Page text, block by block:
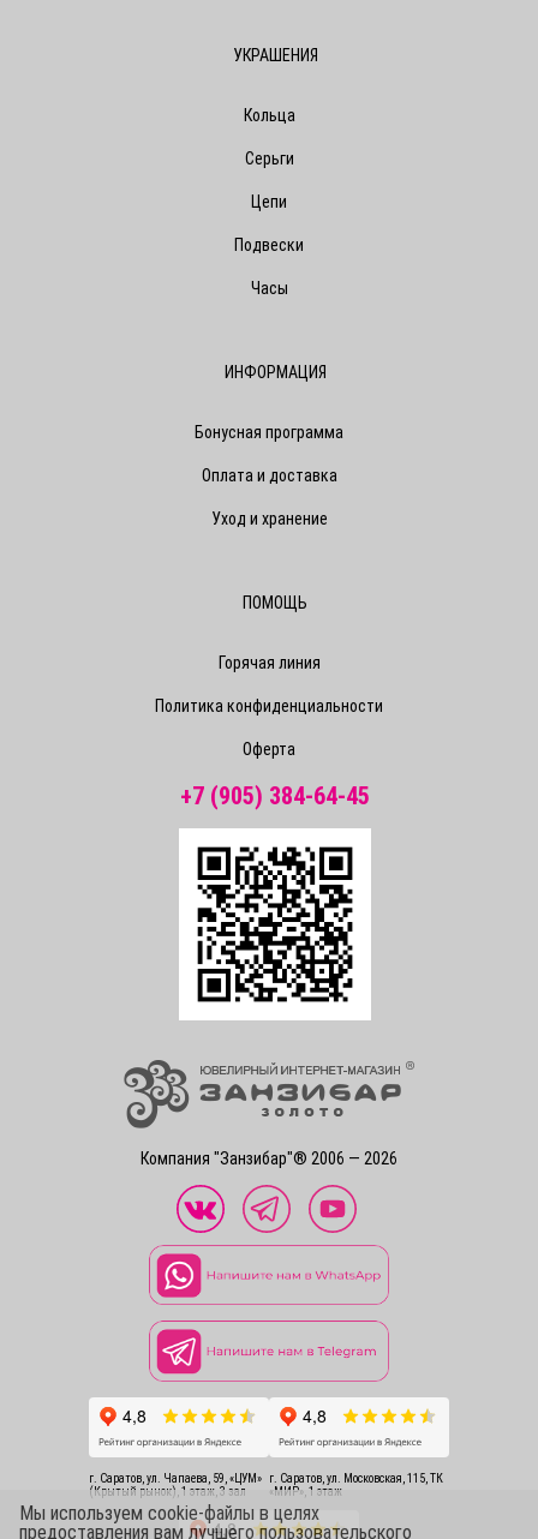
Компания "Занзибар"® 2006 — 2026
УКРАШЕНИЯ
Кольца
Серьги
Цепи
Подвески
Часы
ИНФОРМАЦИЯ
Бонусная программа
Оплата и доставка
Уход и хранение
ПОМОЩЬ
Горячая линия
Политика конфиденциальности
Оферта
+7 (905) 384-64-45
г. Саратов, ул. Чапаева, 59, «ЦУМ»
(Крытый рынок), 1 этаж, 3 зал
г. Саратов, ул. Московская, 115, ТК
«МИР», 1 этаж
Мы используем cookie-файлы в целях
предоставления вам лучшего пользовательского